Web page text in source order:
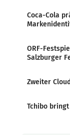
Coca-Cola
ORF-
Salzburger
Zweiter
Tchibo